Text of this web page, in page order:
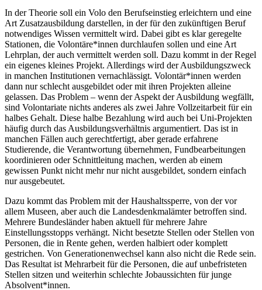
In der Theorie soll ein Volo den Berufseinstieg erleichtern und eine
Art Zusatzausbildung darstellen, in der für den zukünftigen Beruf
notwendiges Wissen vermittelt wird. Dabei gibt es klar geregelte
Stationen, die Volontäre*innen durchlaufen sollen und eine Art
Lehrplan, der auch vermittelt werden soll. Dazu kommt in der Regel
ein eigenes kleines Projekt. Allerdings wird der Ausbildungszweck
in manchen Institutionen vernachlässigt. Volontär*innen werden
dann nur schlecht ausgebildet oder mit ihren Projekten alleine
gelassen. Das Problem – wenn der Aspekt der Ausbildung wegfällt,
sind Volontariate nichts anderes als zwei Jahre Vollzeitarbeit für ein
halbes Gehalt. Diese halbe Bezahlung wird auch bei Uni-Projekten
häufig durch das Ausbildungsverhältnis argumentiert. Das ist in
manchen Fällen auch gerechtfertigt, aber gerade erfahrene
Studierende, die Verantwortung übernehmen, Fundbearbeitungen
koordinieren oder Schnittleitung machen, werden ab einem
gewissen Punkt nicht mehr nur nicht ausgebildet, sondern einfach
nur ausgebeutet.
Dazu kommt das Problem mit der Haushaltssperre, von der vor
allem Museen, aber auch die Landesdenkmalämter betroffen sind.
Mehrere Bundesländer haben aktuell für mehrere Jahre
Einstellungsstopps verhängt. Nicht besetzte Stellen oder Stellen von
Personen, die in Rente gehen, werden halbiert oder komplett
gestrichen. Von Generationenwechsel kann also nicht die Rede sein.
Das Resultat ist Mehrarbeit für die Personen, die auf unbefristeten
Stellen sitzen und weiterhin schlechte Jobaussichten für junge
Absolvent*innen.